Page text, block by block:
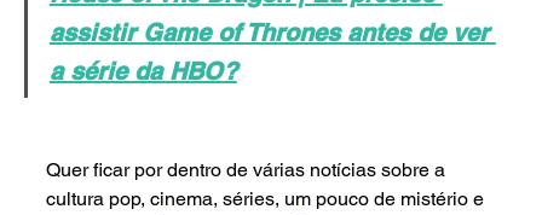
assistir Game of Thrones antes de ver
a série da HBO?
Quer ficar por dentro de várias notícias sobre a
cultura pop, cinema, séries, um pouco de mistério e